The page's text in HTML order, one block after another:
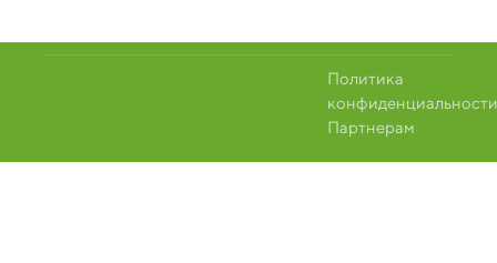
Политика
Партнерам